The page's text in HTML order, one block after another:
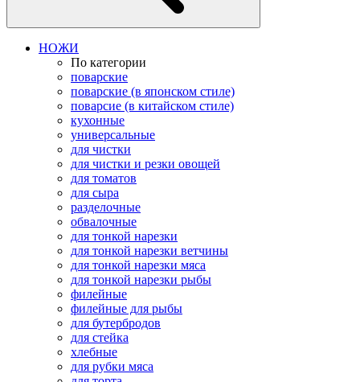
НОЖИ
По категории
поварские
поварские (в японском стиле)
поварсие (в китайском стиле)
кухонные
универсальные
для чистки
для чистки и резки овощей
для томатов
для сыра
разделочные
обвалочные
для тонкой нарезки
для тонкой нарезки ветчины
для тонкой нарезки мяса
для тонкой нарезки рыбы
филейные
филейные для рыбы
для бутербродов
для стейка
хлебные
для рубки мяса